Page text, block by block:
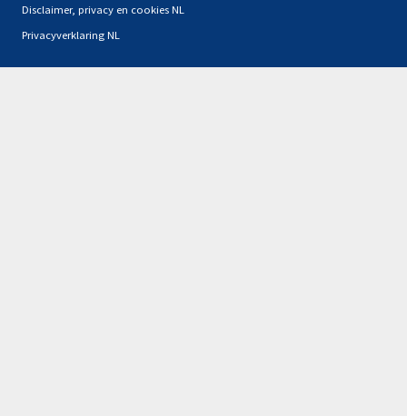
Disclaimer, privacy en cookies NL
Privacyverklaring NL